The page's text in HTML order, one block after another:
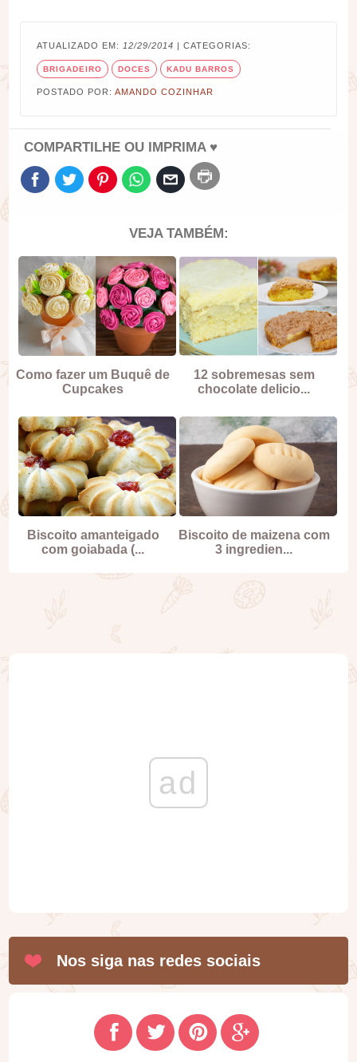
ATUALIZADO EM: 12/29/2014 | CATEGORIAS:
BRIGADEIRO DOCES KADU BARROS
POSTADO POR:AMANDO COZINHAR
COMPARTILHE OU IMPRIMA ♥
VEJA TAMBÉM:
Como fazer um Buquê de
Cupcakes
12 sobremesas sem
chocolate delicio...
Biscoito amanteigado
com goiabada (...
Biscoito de maizena com
3 ingredien...
ad
Nos siga nas redes sociais